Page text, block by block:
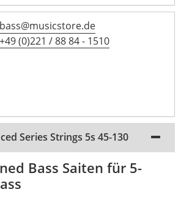
bass@musicstore.de
+49 (0)221 / 88 84 - 1510
Series Strings 5s 45-130
Bass Saiten für 5-